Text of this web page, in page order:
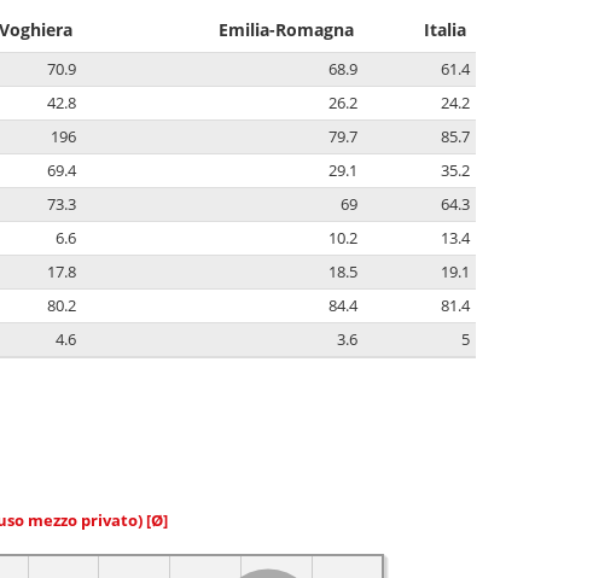
Voghiera Emilia-Romagna Italia
70.9 68.9
61.4
42.8 26.2
24.2
196 79.7
85.7
69.4 29.1
35.2
73.3 69
64.3
6.6 10.2
13.4
17.8 18.5
19.1
80.2 84.4
81.4
4.6 3.6 5
mezzo privato) [Ø]